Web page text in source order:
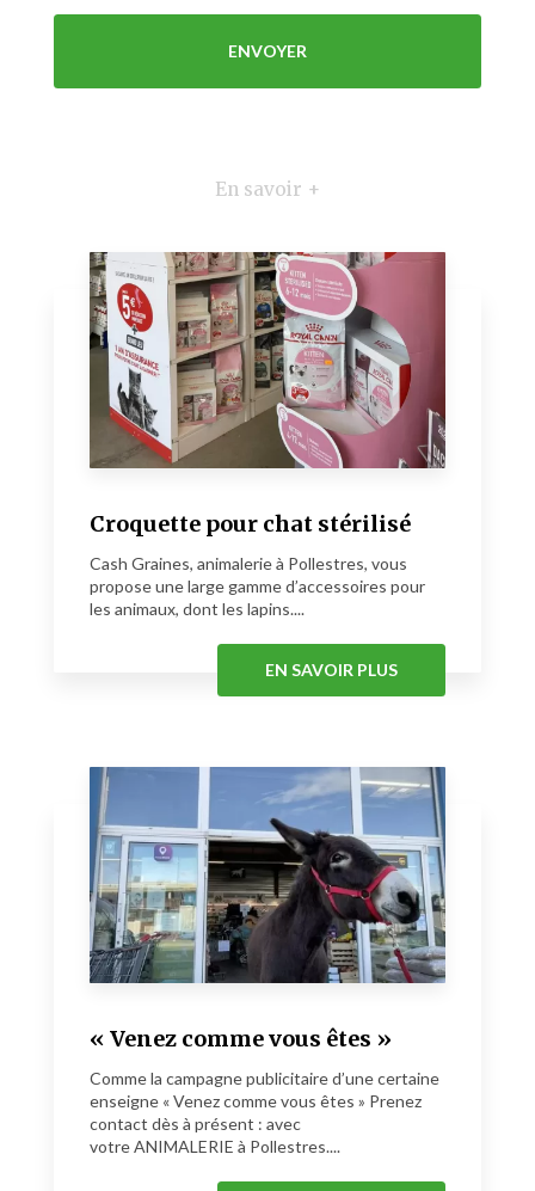
En savoir +
Croquette pour chat stérilisé
Cash Graines, animalerie à Pollestres, vous
propose une large gamme d’accessoires pour
les animaux, dont les lapins....
EN SAVOIR PLUS
« Venez comme vous êtes »
Comme la campagne publicitaire d’une certaine
enseigne « Venez comme vous êtes » Prenez
contact dès à présent : avec
votre ANIMALERIE à Pollestres....